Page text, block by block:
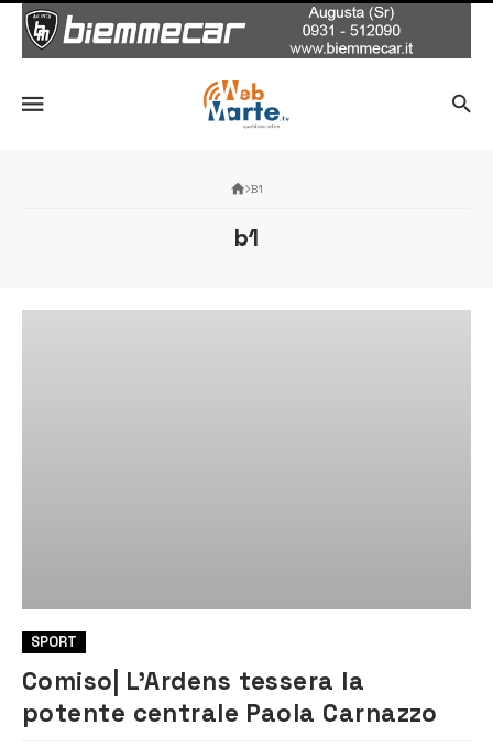
B1
b1
SPORT
Comiso| L’Ardens tessera la
potente centrale Paola Carnazzo